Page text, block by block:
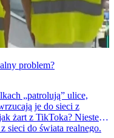
problem?
„patrolują” ulice,
je do sieci z
żart z TikToka? Niestety
sieci do świata realnego.